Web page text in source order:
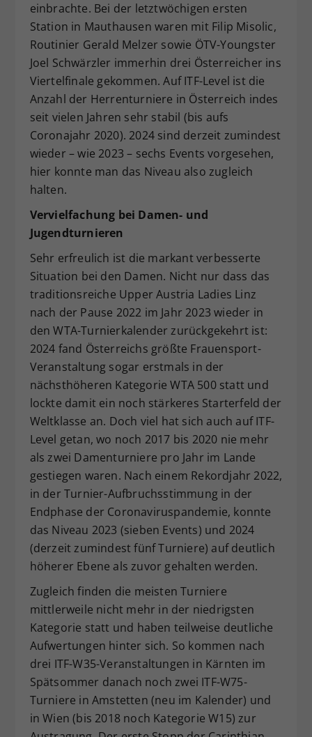
einbrachte. Bei der letztwöchigen ersten
Station in Mauthausen waren mit Filip Misolic,
Routinier Gerald Melzer sowie ÖTV-Youngster
Joel Schwärzler immerhin drei Österreicher ins
Viertelfinale gekommen. Auf ITF-Level ist die
Anzahl der Herrenturniere in Österreich indes
seit vielen Jahren sehr stabil (bis aufs
Coronajahr 2020). 2024 sind derzeit zumindest
wieder – wie 2023 – sechs Events vorgesehen,
hier konnte man das Niveau also zugleich
halten.
Vervielfachung bei Damen- und
Jugendturnieren
Sehr erfreulich ist die markant verbesserte
Situation bei den Damen. Nicht nur dass das
traditionsreiche Upper Austria Ladies Linz
nach der Pause 2022 im Jahr 2023 wieder in
den WTA-Turnierkalender zurückgekehrt ist:
2024 fand Österreichs größte Frauensport-
Veranstaltung sogar erstmals in der
nächsthöheren Kategorie WTA 500 statt und
lockte damit ein noch stärkeres Starterfeld der
Weltklasse an. Doch viel hat sich auch auf ITF-
Level getan, wo noch 2017 bis 2020 nie mehr
als zwei Damenturniere pro Jahr im Lande
gestiegen waren. Nach einem Rekordjahr 2022,
in der Turnier-Aufbruchsstimmung in der
Endphase der Coronaviruspandemie, konnte
das Niveau 2023 (sieben Events) und 2024
(derzeit zumindest fünf Turniere) auf deutlich
höherer Ebene als zuvor gehalten werden.
Zugleich finden die meisten Turniere
mittlerweile nicht mehr in der niedrigsten
Kategorie statt und haben teilweise deutliche
Aufwertungen hinter sich. So kommen nach
drei ITF-W35-Veranstaltungen in Kärnten im
Spätsommer danach noch zwei ITF-W75-
Turniere in Amstetten (neu im Kalender) und
in Wien (bis 2018 noch Kategorie W15) zur